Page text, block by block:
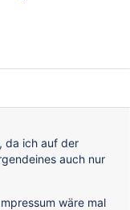
da ich auf der
auch nur
wäre mal